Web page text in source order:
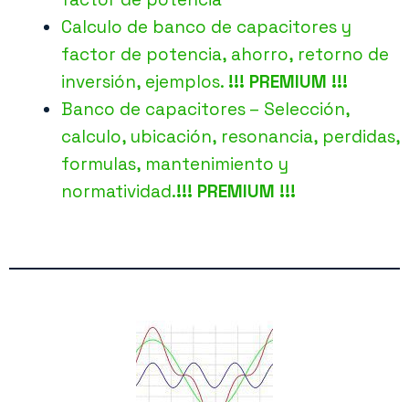
Calculo de banco de capacitores y
factor de potencia, ahorro, retorno de
inversión, ejemplos. !!! PREMIUM !!!
Banco de capacitores – Selección,
calculo, ubicación, resonancia, perdidas,
formulas, mantenimiento y
normatividad.!!! PREMIUM !!!